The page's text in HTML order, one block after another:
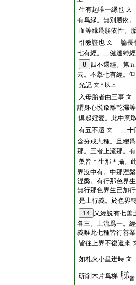
生有起唯一縁也 文
有爲縁。無別勝依
血等縁爲勝依性。
引教證也 文
論長
七有經。二健達縛
8 四不還經。第五
云。不擧七有經。
光記 文＊以上
入母胎者由三事 文
謂身心悦豫離乾濕
倶起婬愛。此中意
有五不還 文
二十
含分成九種。且總
那。三者上流那。
槃皆＊生那＊攝。
界沒中有。中那涅
涅槃。有行那色界
無行那色界生已加
是上行義。於色界
14 又經説有七善
各三。上流爲一。
義唯此七種皆行善
皆往上界不復還來
如札火小星迸時 文
斫削木片爲梯 音